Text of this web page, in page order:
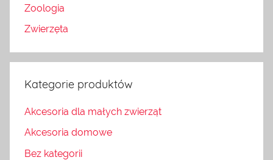
Zoologia
Zwierzęta
Kategorie produktów
Akcesoria dla małych zwierząt
Akcesoria domowe
Bez kategorii